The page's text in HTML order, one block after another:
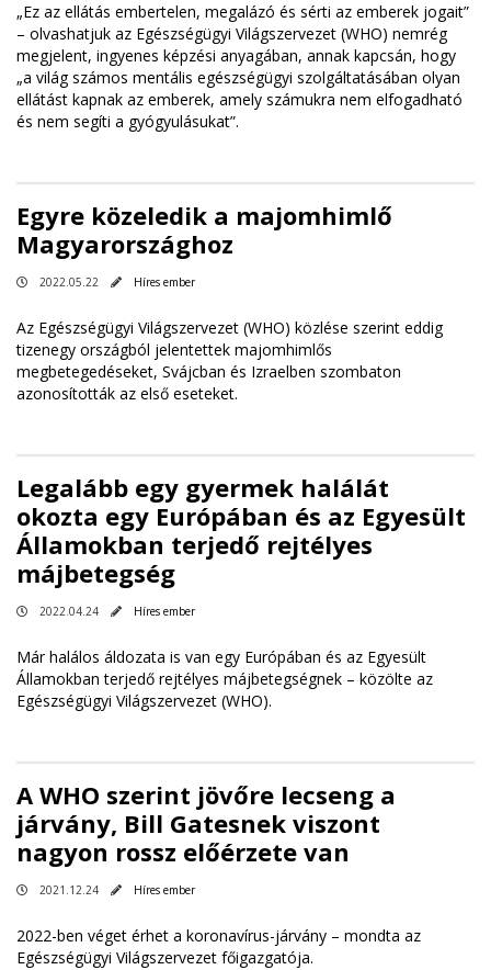
„Ez az ellátás embertelen, megalázó és sérti az emberek jogait”
– olvashatjuk az Egészségügyi Világszervezet (WHO) nemrég
megjelent, ingyenes képzési anyagában, annak kapcsán, hogy
„a világ számos mentális egészségügyi szolgáltatásában olyan
ellátást kapnak az emberek, amely számukra nem elfogadható
és nem segíti a gyógyulásukat”.
Egyre közeledik a majomhimlő
Magyarországhoz
2022.05.22 Híres ember
Az Egészségügyi Világszervezet (WHO) közlése szerint eddig
tizenegy országból jelentettek majomhimlős
megbetegedéseket, Svájcban és Izraelben szombaton
azonosították az első eseteket.
Legalább egy gyermek halálát
okozta egy Európában és az Egyesült
Államokban terjedő rejtélyes
májbetegség
2022.04.24 Híres ember
Már halálos áldozata is van egy Európában és az Egyesült
Államokban terjedő rejtélyes májbetegségnek – közölte az
Egészségügyi Világszervezet (WHO).
A WHO szerint jövőre lecseng a
járvány, Bill Gatesnek viszont
nagyon rossz előérzete van
2021.12.24 Híres ember
2022-ben véget érhet a koronavírus-járvány – mondta az
Egészségügyi Világszervezet főigazgatója.